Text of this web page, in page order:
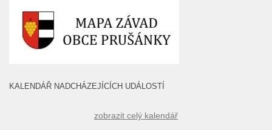
KALENDÁŘ NADCHÁZEJÍCÍCH UDÁLOSTÍ
zobrazit celý kalendář